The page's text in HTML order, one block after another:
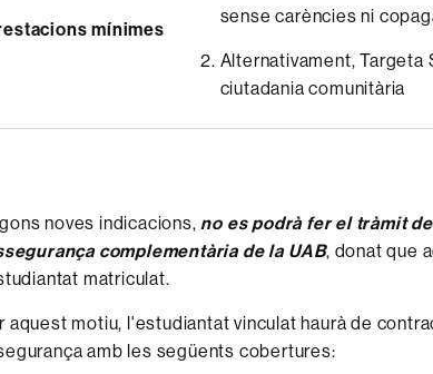
mínimes
sense carències ni
Alternativament, Targeta
ciutadania comunitària
noves indicacions, no es podrà fer el tràmit
complementària de la UAB, donat que
matriculat.
aquest motiu, l'estudiantat vinculat haurà de
amb les següents cobertures: